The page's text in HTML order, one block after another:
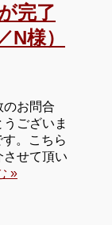
完了
様）
のお問合
ございま
。こちら
せて頂い
»